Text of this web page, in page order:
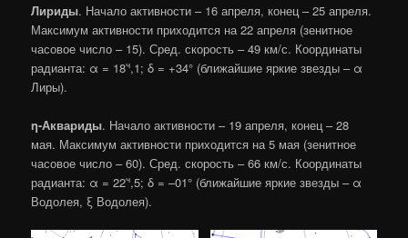
Лириды. Начало активности – 16 апреля, конец – 25 апреля.
Максимум активности приходится на 22 апреля (зенитное
часовое число – 15). Сред. скорость – 49 км/с. Координаты
радианта: α = 18ч,1; δ = +34° (ближайшие яркие звезды – α
Лиры).
η-Аквариды. Начало активности – 19 апреля, конец – 28
мая. Максимум активности приходится на 5 мая (зенитное
часовое число – 60). Сред. скорость – 66 км/с. Координаты
радианта: α = 22ч,5; δ = –01° (ближайшие яркие звезды – α
Водолея, ξ Водолея).